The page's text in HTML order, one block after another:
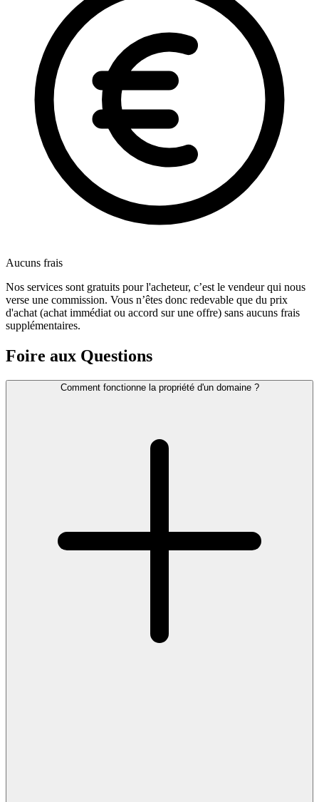
Aucuns frais
Nos services sont gratuits pour l'acheteur, c’est le vendeur qui nous
verse une commission. Vous n’êtes donc redevable que du prix
d'achat (achat immédiat ou accord sur une offre) sans aucuns frais
supplémentaires.
Foire aux Questions
Comment fonctionne la propriété d'un domaine ?